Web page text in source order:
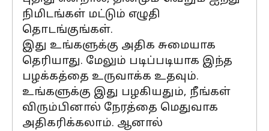
நிமிடங்கள் மட்டும் எழுதி
தொடங்குங்கள்.
இது உங்களுக்கு அதிக சுமையாக
தெரியாது. மேலும் படிப்படியாக இந்த
பழக்கத்தை உருவாக்க உதவும்.
உங்களுக்கு இது பழகியதும், நீங்கள்
விரும்பினால் நேரத்தை மெதுவாக
அதிகரிக்கலாம். ஆனால்